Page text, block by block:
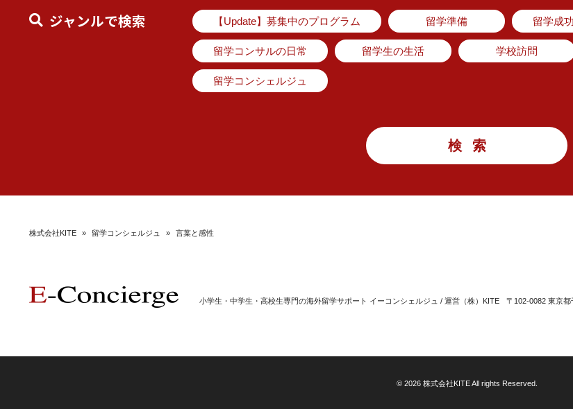
ジャンルで検索 【Update】募集中のプログラム 留学準備 留学成
留学コンサルの日常 留学生の生活 学校訪問
留学コンシェルジュ
株式会社KITE » 留学コンシェルジュ » 言葉と感性
小学生・中学生・高校生専門の海外留学サポート イーコンシェルジュ / 運営（株）KITE 〒102-0082 東京
© 2026 株式会社KITE All rights Reserved.